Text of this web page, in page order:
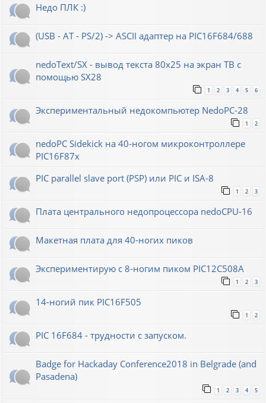
Недо ПЛК :)
(USB - AT - PS/2) -> ASCII адаптер на PIC16F684/688
nedoText/SX - вывод текста 80x25 на экран ТВ с
помощью SX28
1 2 3 4 5 6
Экспериментальный недокомпьютер NedoPC-28
1 2
nedoPC Sidekick на 40-ногом микроконтроллере
PIC16F87x
PIC parallel slave port (PSP) или PIC и ISA-8
1 2 3
Плата центрального недопроцессора nedoCPU-16
Макетная плата для 40-ногих пиков
Экспериментирую с 8-ногим пиком PIC12C508A
1 2 3
14-ногий пик PIC16F505
1 2
PIC 16F684 - трудности с запуском.
Badge for Hackaday Conference2018 in Belgrade (and
Pasadena)
1 2 3 4 5